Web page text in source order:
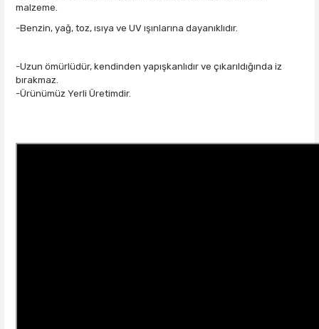
malzeme.
-Benzin, yağ, toz, ısıya ve UV ışınlarına dayanıklıdır.
-Uzun ömürlüdür, kendinden yapışkanlıdır ve çıkarıldığında iz
bırakmaz.
-Ürünümüz Yerli Üretimdir.